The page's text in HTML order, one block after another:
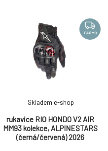
a prodyšnosti. Hřbet ruky je
tvořen strečovou textilií, která
poskytuje prodyšnost a
vysokou pružnost. Zdvojené
vrstvení je tvořeno panely ze
DARMO
rukavice RIO HONDO V2 AIR
MM93 kolekce, ALPINESTARS
(černá/červená) 2026
Skladem e-shop